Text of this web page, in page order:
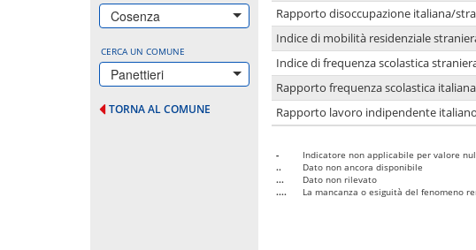
Cosenza
CERCA UN COMUNE
Panettieri
TORNA AL COMUNE
Rapporto disoccupazione italiana/
Indice di mobilità residenziale
Indice di frequenza scolastica
Rapporto frequenza scolastica
Rapporto lavoro indipendente
-
Indicatore non applicabile per valore
..
Dato non ancora disponibile
...
Dato non rilevato
....
La mancanza o esiguità del fenomeno